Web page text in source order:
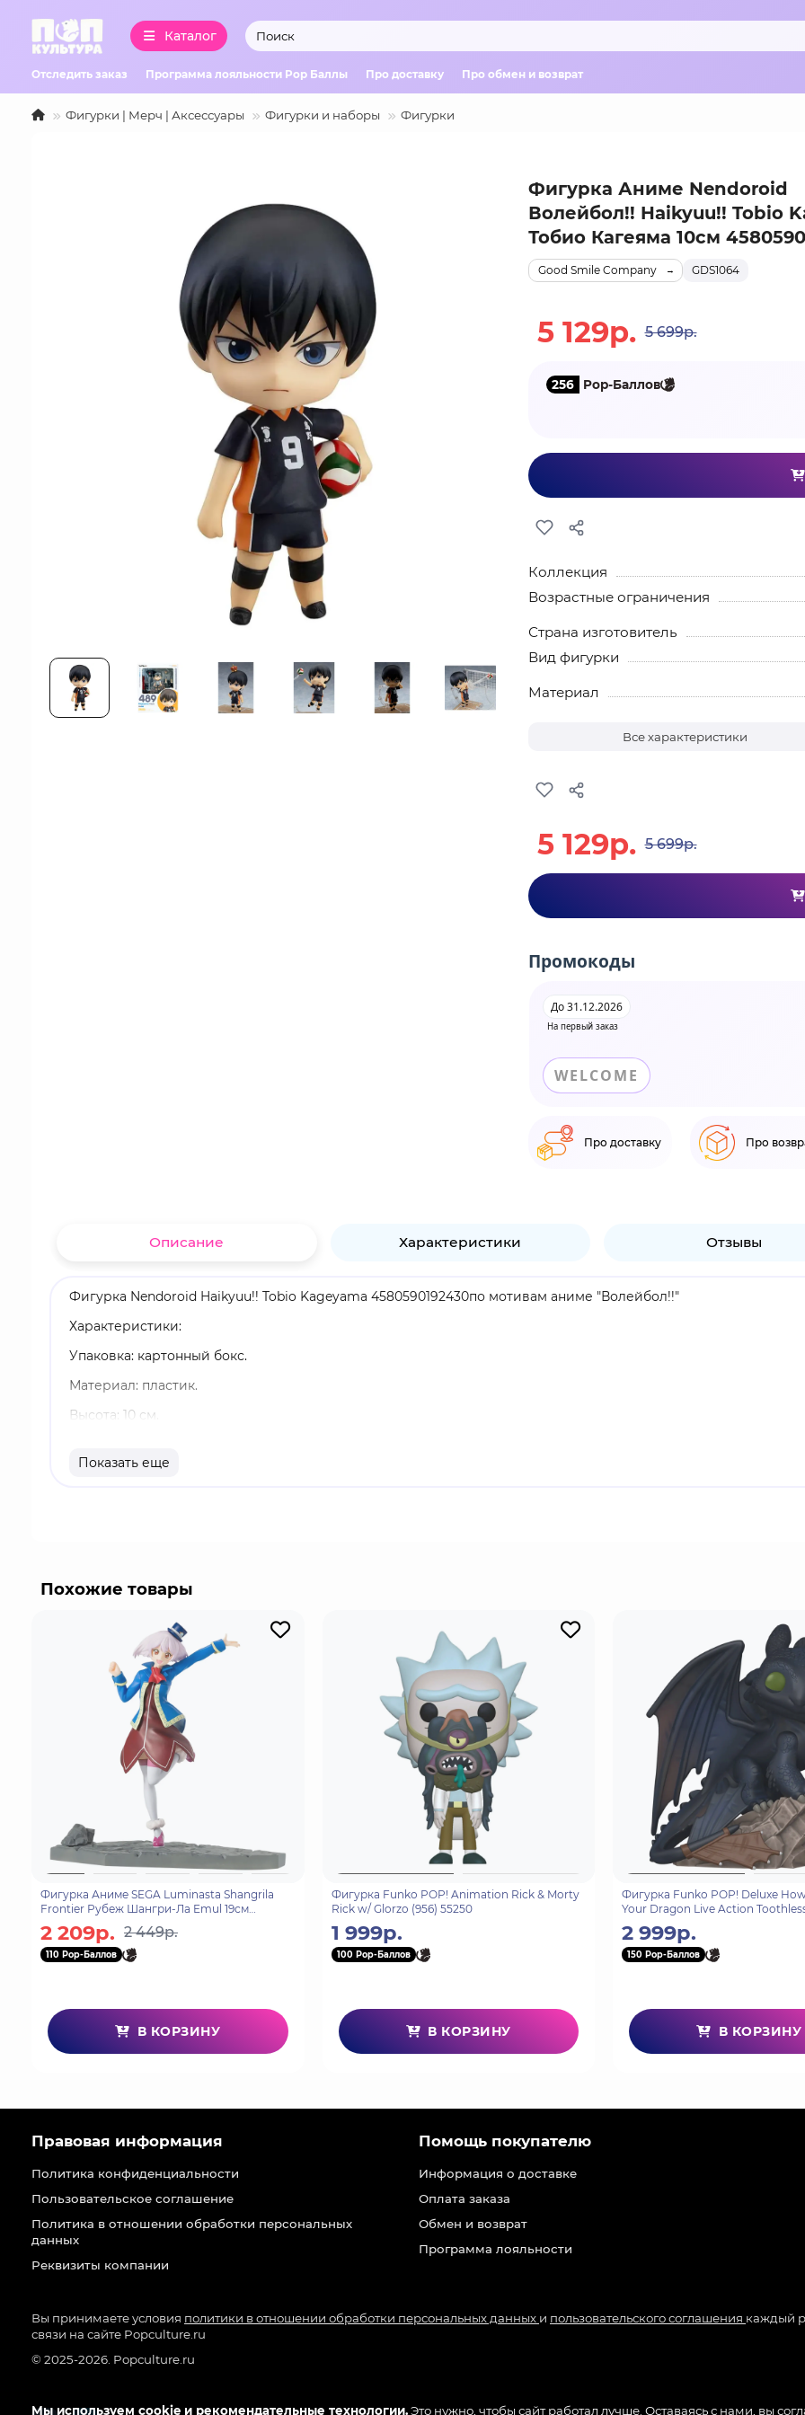
Каталог
Отследить заказ Программа лояльности Pop Баллы Про доставку Про обмен и возврат
Фигурки | Мерч | Аксессуары Фигурки и наборы Фигурки
Фигурка Аниме Nendoroid
Волейбол!! Haikyuu!! Tobio
Тобио Кагеяма 10см
GDS1064
Good Smile Company
5 129р. 5 699р.
256 Pop-Баллов
Коллекция
Возрастные ограничения
Страна изготовитель
Вид фигурки
Материал
Все характеристики
5 129р. 5 699р.
Промокоды
На первый заказ
До 31.12.2026
WELCOME
Про доставку Про
Описание Характеристики Отзывы
Фигурка Nendoroid Haikyuu!! Tobio Kageyama 4580590192430по мотивам аниме "Волейбол!!"
Характеристики:
Упаковка: картонный бокс.
Материал: пластик.
Высота: 10 см.
Бренд: Good Smile Company.
Показать еще
Похожие товары
Фигурка Аниме SEGA Luminasta Shangrila
Frontier Рубеж Шангри-Ла Emul 19см
2 209р. 2 449р.
110 Pop-Баллов
В КОРЗИНУ
Фигурка Funko POP! Animation Rick & Morty
Rick w/ Glorzo (956) 55250
1 999р.
100 Pop-Баллов
В КОРЗИНУ
Фигурка Funko POP! Deluxe
Your Dragon Live Action
2 999р.
150 Pop-Баллов
В КОРЗИНУ
Мы используем cookie и рекомендательные технологии.Это нужно, чтобы сайт работал лучше. Оставаясь с нами, вы
Правовая информация
Политика конфиденциальности
Пользовательское соглашение
Политика в отношении обработки персональных
данных
Реквизиты компании
Помощь покупателю
Информация о доставке
Оплата заказа
Обмен и возврат
Программа лояльности
Вы принимаете условия политики в отношении обработки персональных данных и пользовательского соглашения каждый
связи на сайте Popculture.ru
© 2025-2026. Popculture.ru